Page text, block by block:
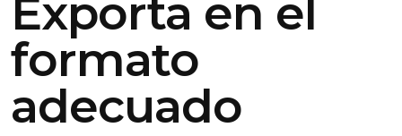
Exporta en el
formato
adecuado